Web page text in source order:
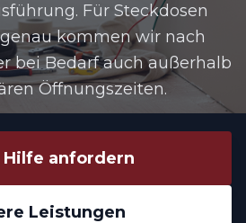
Für Steckdosen
kommen wir nach
bei Bedarf auch außerhalb
Öffnungszeiten.
anfordern
Leistungen